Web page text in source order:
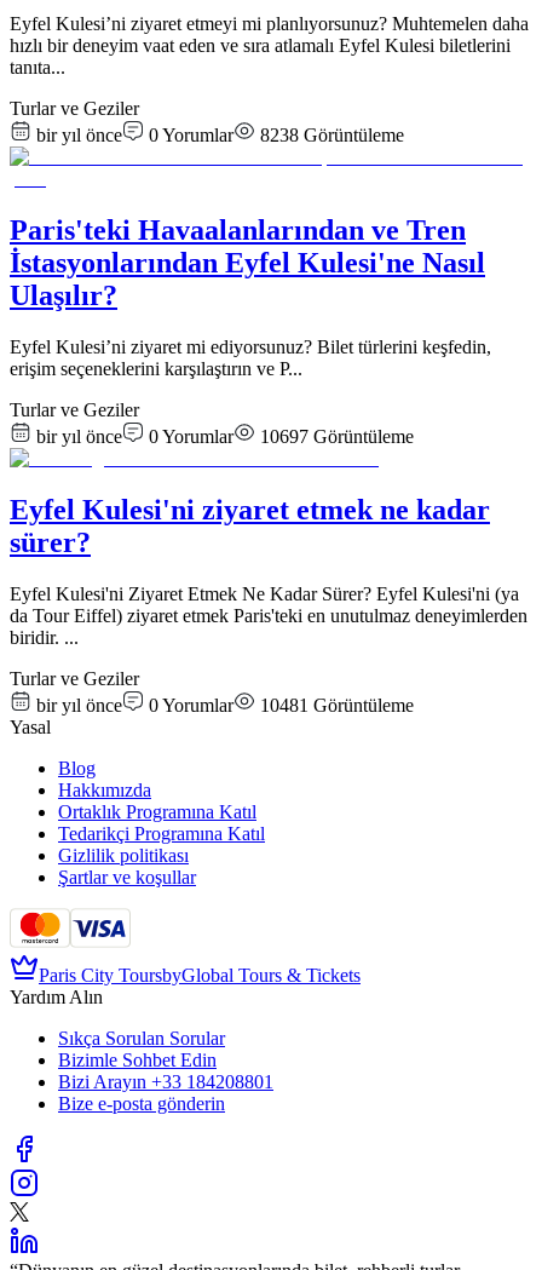
Eyfel Kulesi’ni ziyaret etmeyi mi planlıyorsunuz? Muhtemelen daha
hızlı bir deneyim vaat eden ve sıra atlamalı Eyfel Kulesi biletlerini
tanıta...
Turlar ve Geziler
bir yıl önce
0Yorumlar 8238 Görüntüleme
Paris'teki Havaalanlarından ve Tren
İstasyonlarından Eyfel Kulesi'ne Nasıl
Ulaşılır?
Eyfel Kulesi’ni ziyaret mi ediyorsunuz? Bilet türlerini keşfedin,
erişim seçeneklerini karşılaştırın ve P...
Turlar ve Geziler
bir yıl önce
0Yorumlar 10697 Görüntüleme
Eyfel Kulesi'ni ziyaret etmek ne kadar
sürer?
Eyfel Kulesi'ni Ziyaret Etmek Ne Kadar Sürer? Eyfel Kulesi'ni (ya
da Tour Eiffel) ziyaret etmek Paris'teki en unutulmaz deneyimlerden
biridir. ...
Turlar ve Geziler
bir yıl önce
0Yorumlar 10481 Görüntüleme
Yasal
Blog
Hakkımızda
Ortaklık Programına Katıl
Tedarikçi Programına Katıl
Gizlilik politikası
Şartlar ve koşullar
Paris City ToursbyGlobal Tours & Tickets
Yardım Alın
Sıkça Sorulan Sorular
Bizimle Sohbet Edin
Bizi Arayın +33 184208801
Bize e-posta gönderin